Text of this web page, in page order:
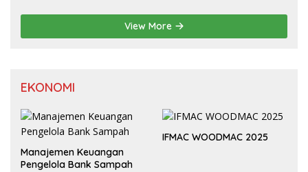
View More
EKONOMI
Manajemen Keuangan
Pengelola Bank Sampah
IFMAC WOODMAC 2025